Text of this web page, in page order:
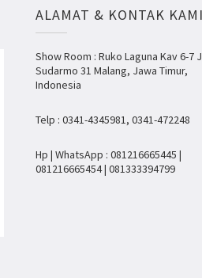
ALAMAT & KONTAK KAMI
Show Room : Ruko Laguna Kav 6-7
Sudarmo 31 Malang, Jawa Timur,
Indonesia
Telp : 0341-4345981, 0341-472248
Hp | WhatsApp : 081216665445 |
081216665454 | 081333394799